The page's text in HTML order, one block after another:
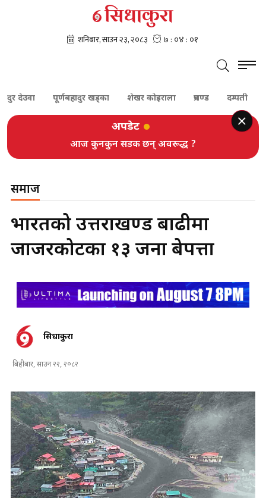
पूर्णबहादुर खड्का शेखर कोइराला प्रचण्ड दम्पती बेपत्ता
अपडेट
आज कुनकुन सडक छन् अवरूद्ध ?
समाज
भारतको उत्तराखण्ड बाढीमा
जाजरकोटका १३ जना बेपत्ता
सिधाकुरा
बिहीबार, साउन २२, २०८२